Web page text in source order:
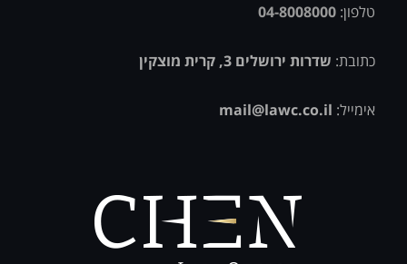
טלפון:04-8008000
כתובת:שדרות ירושלים 3, קרית מוצקין
אימייל:mail@lawc.co.il